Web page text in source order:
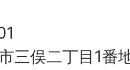
三俣二丁目1番